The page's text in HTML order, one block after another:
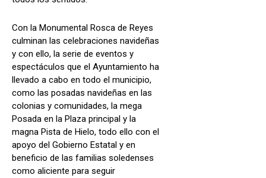
Con la Monumental Rosca de Reyes
culminan las celebraciones navideñas
y con ello, la serie de eventos y
espectáculos que el Ayuntamiento ha
llevado a cabo en todo el municipio,
como las posadas navideñas en las
colonias y comunidades, la mega
Posada en la Plaza principal y la
magna Pista de Hielo, todo ello con el
apoyo del Gobierno Estatal y en
beneficio de las familias soledenses
como aliciente para seguir